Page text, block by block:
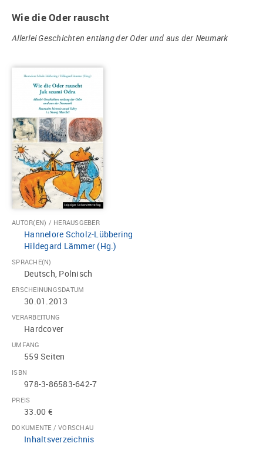
Wie die Oder rauscht
Allerlei Geschichten entlang der Oder und aus der Neumark
AUTOR(EN) / HERAUSGEBER
Hannelore Scholz-Lübbering
Hildegard Lämmer (Hg.)
SPRACHE(N)
Deutsch, Polnisch
ERSCHEINUNGSDATUM
30.01.2013
VERARBEITUNG
Hardcover
UMFANG
559 Seiten
ISBN
978-3-86583-642-7
PREIS
33.00 €
DOKUMENTE / VORSCHAU
Inhaltsverzeichnis